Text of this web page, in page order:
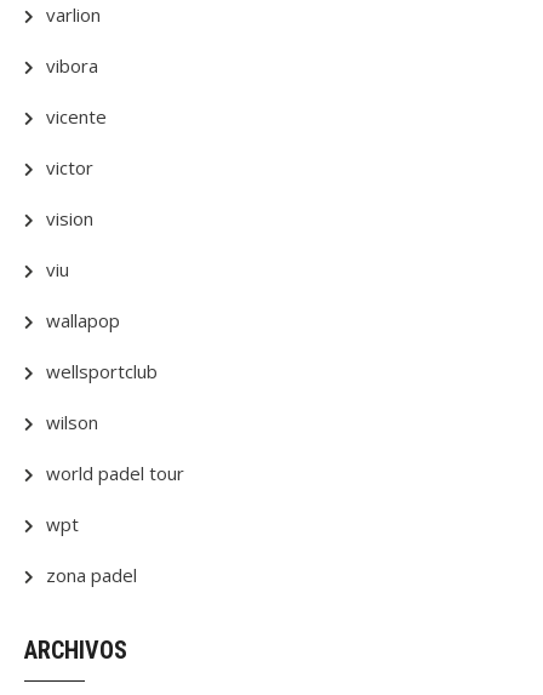
varlion
vibora
vicente
victor
vision
viu
wallapop
wellsportclub
wilson
world padel tour
wpt
zona padel
ARCHIVOS